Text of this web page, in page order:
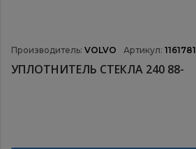
Производитель: VOLVO Артикул: 1161781
УПЛОТНИТЕЛЬ СТЕКЛА 240 88-